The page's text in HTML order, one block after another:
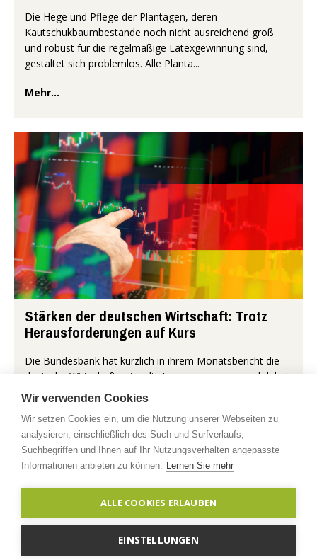
Die Hege und Pflege der Plantagen, deren
Kautschukbaumbestände noch nicht ausreichend groß
und robust für die regelmäßige Latexgewinnung sind,
gestaltet sich problemlos. Alle Planta...
Mehr...
Stärken der deutschen Wirtschaft: Trotz
Herausforderungen auf Kurs
Die Bundesbank hat kürzlich in ihrem Monatsbericht die
deutsche Wirtschaft unter die Lupe genommen und dabei
überraschend positive Erkenntnisse zutage gefördert.
Mehr...
Datenschutzerklärung|Kontakt
Wir verwenden Cookies
Wir setzen Cookies ein, um die Nutzung unserer Webseiten zu
analysieren, einschließlich des Such und Surfverlaufs,
Suchbegriffen und Ihnen auf Ihr Nutzungsverhalten angepasste
Informationen anbieten zu können. Lernen Sie mehr
ALLE COOKIES ERLAUBEN
EINSTELLUNGEN